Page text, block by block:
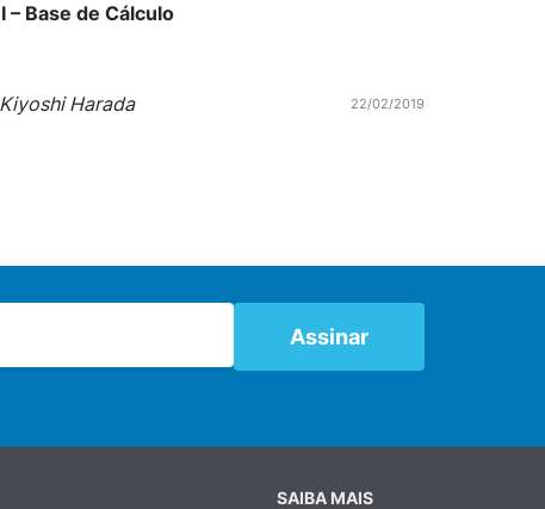
– Base de Cálculo
Kiyoshi Harada 22/02/2019
SAIBA MAIS